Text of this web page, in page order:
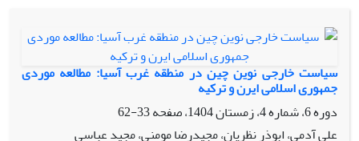
سیاست خارجی نوین چین در منطقه غرب آسیا: مطالعه موردی
جمهوری اسلامی ایرن و ترکیه
دوره 6، شماره 4، زمستان 1404، صفحه
33-62
علی آدمی، ابوذر نظریان، مجیدرضا مومنی، مجید عباسی